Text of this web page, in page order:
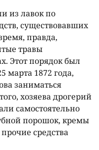
из лавок по
существовавших
правда,
травы
Этот порядок был
марта 1872 года,
заниматься
хозяева дрогерий
самостоятельно
порошок, кремы
средства